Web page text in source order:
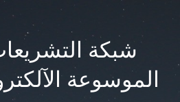
شبكة
الموسوعة